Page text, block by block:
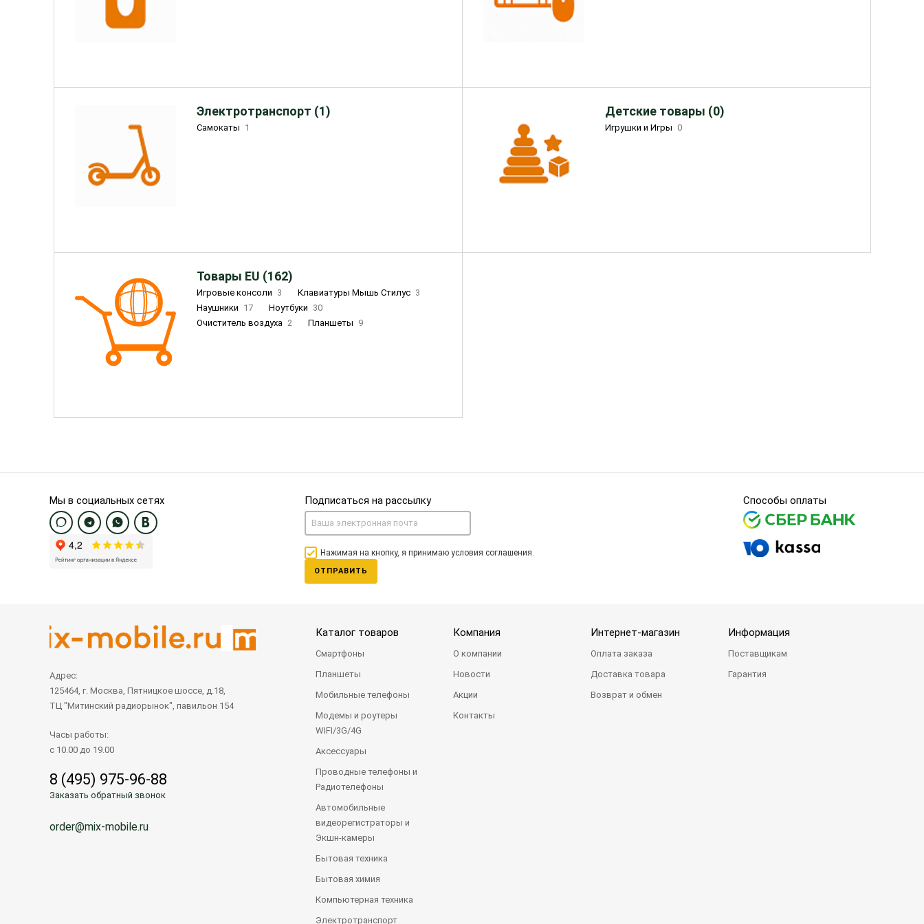
Электротранспорт (1)
Самокаты 1
Детские товары (0)
Игрушки и Игры 0
Товары EU (162)
Игровые консоли 3 Клавиатуры Мышь Стилус 3
Наушники 17 Ноутбуки 30
Очиститель воздуха 2 Планшеты 9
Мы в социальных сетях Подписаться на рассылку
Нажимая на кнопку, я принимаю условия соглашения.
ОТПРАВИТЬ
Способы оплаты
Адрес:
125464, г. Москва, Пятницкое шоссе, д.18,
ТЦ "Митинский радиорынок", павильон 154
Часы работы:
с 10.00 до 19.00
8 (495) 975-96-88
Заказать обратный звонок
order@mix-mobile.ru
Каталог товаров
Смартфоны
Планшеты
Мобильные телефоны
Модемы и роутеры
WIFI/3G/4G
Аксессуары
Проводные телефоны и
Радиотелефоны
Автомобильные
видеорегистраторы и
Экшн-камеры
Бытовая техника
Бытовая химия
Компьютерная техника
Электротранспорт
Компания
О компании
Новости
Акции
Контакты
Интернет-магазин
Оплата заказа
Доставка товара
Возврат и обмен
Информация
Поставщикам
Гарантия